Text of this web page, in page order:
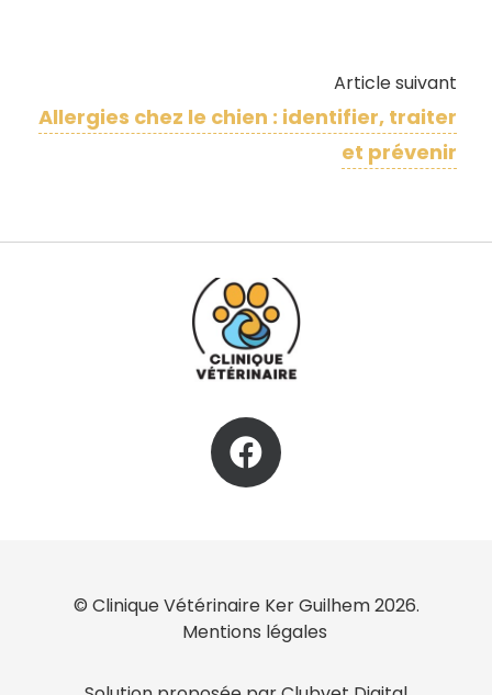
Article suivant
Allergies chez le chien : identifier, traiter
et prévenir
© Clinique Vétérinaire Ker Guilhem 2026.
Mentions légales